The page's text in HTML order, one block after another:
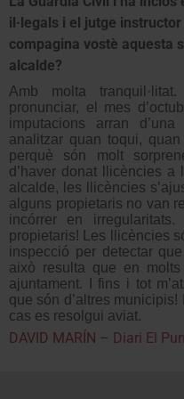
il·legals i el jutge
compagina vostè aquesta
alcalde?
Amb molta
pronunciar, el mes
imputacions arran
analitzar quan toqui,
perquè són molt
d’haver donat llicències
alcalde, les llicències
alguns propietaris no van
incórrer en
propietaris! Les llicències
inspecció per detectar
això resulta que en
ajuntament. I fins i tot
que són d’altres
cas es resolgui aviat.
DAVID MARÍN – Diari El